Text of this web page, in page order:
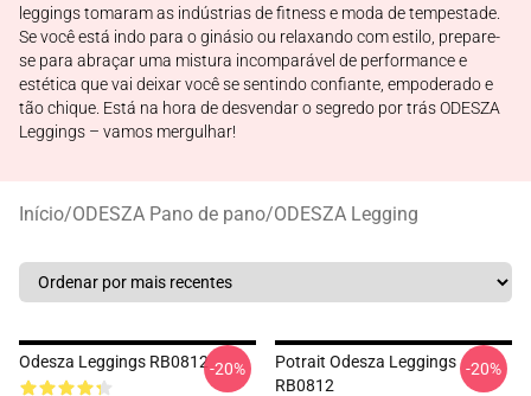
leggings tomaram as indústrias de fitness e moda de tempestade.
Se você está indo para o ginásio ou relaxando com estilo, prepare-
se para abraçar uma mistura incomparável de performance e
estética que vai deixar você se sentindo confiante, empoderado e
tão chique. Está na hora de desvendar o segredo por trás ODESZA
Leggings – vamos mergulhar!
Início/ODESZA Pano de pano/ODESZA Legging
Odesza Leggings RB0812-20%
Potrait Odesza Leggings
RB0812
-20%